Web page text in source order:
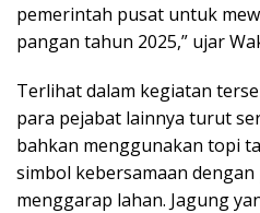
pemerintah pusat untuk
pangan tahun 2025,” ujar
​Terlihat dalam kegiatan
para pejabat lainnya turut
bahkan menggunakan topi
simbol kebersamaan
menggarap lahan. Jagung